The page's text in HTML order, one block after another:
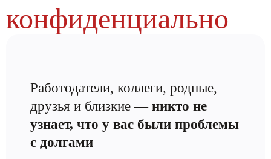
конфиденциально
Работодатели, коллеги, родные,
друзья и близкие — никто не
узнает, что у вас были проблемы
с долгами